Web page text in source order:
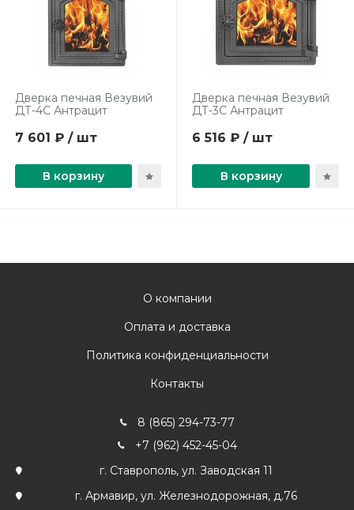
Дверка печная Везувий
ДТ-4С Антрацит
7 601 ₽ / шт
В корзину
Дверка печная Везувий
ДТ-3С Антрацит
6 516 ₽ / шт
В корзину
О компании
Оплата и доставка
Политика конфиденциальности
Контакты
8 (865) 294-73-77
+7 (962) 452-45-04
г. Ставрополь, ул. Заводская 11
г. Армавир, ул. Железнодорожная, д.76